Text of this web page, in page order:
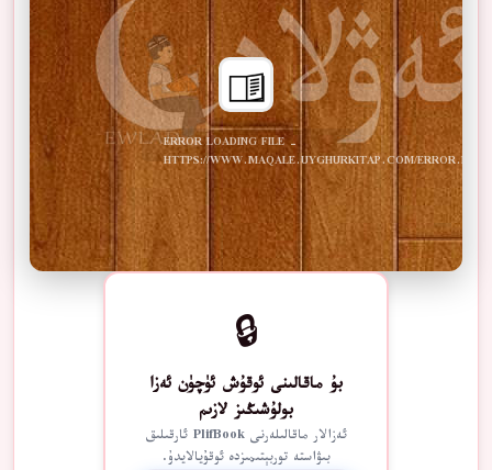
ERROR LOADING FILE -
HTTPS://WWW.MAQALE.UYGHURKITAP.COM/ERROR.PDF
🔒
بۇ ماقالىنى ئوقۇش ئۈچۈن ئەزا
بولۇشىڭىز لازىم
ئەزالار ماقالىلەرنى PlifBook ئارقىلىق
بىۋاستە توربېتىمىزدە ئوقۇيالايدۇ.